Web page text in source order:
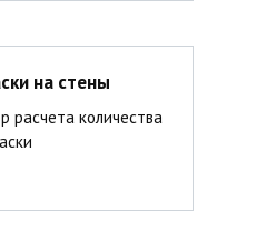
на стены
расчета количества